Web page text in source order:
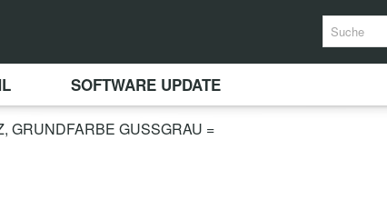
SOFTWARE UPDATE
GRUNDFARBE GUSSGRAU =